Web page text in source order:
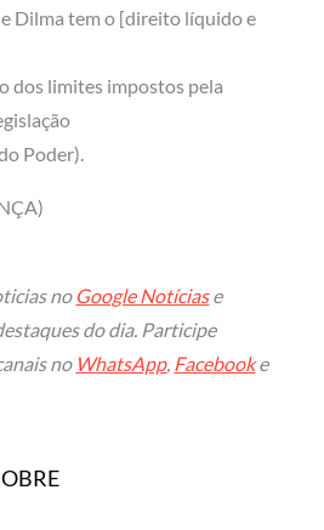
Dilma tem o [direito líquido e
dos limites impostos pela
Poder).
no Google Notíciase
do dia. Participe
no WhatsApp, Facebooke